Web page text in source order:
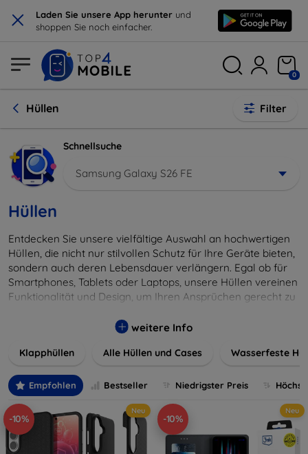
× Laden Sie unsere App herunter und
shoppen Sie noch einfacher.
0
Hüllen Filter
Schnellsuche
Samsung Galaxy S26 FE
Hüllen
Entdecken Sie unsere vielfältige Auswahl an hochwertigen
Hüllen, die nicht nur stilvollen Schutz für Ihre Geräte bieten,
sondern auch deren Lebensdauer verlängern. Egal ob für
Smartphones, Tablets oder Laptops, unsere Hüllen vereinen
Funktionalität und Design, um Ihren Ansprüchen gerecht zu
Farben, um Ihren persönlichen Stil perfekt zu
weitere Info
Klapphüllen Alle Hüllen und Cases Wasserfeste
Empfohlen Bestseller Niedrigster Preis
-10%
Neu
-10%
Neu